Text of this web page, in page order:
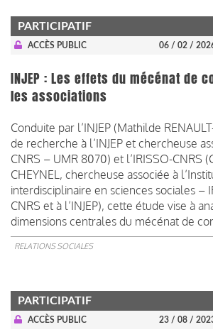
PARTICIPATIF
ACCÈS PUBLIC 06 / 02 /
INJEP : Les effets du mécénat de
les associations
Conduite par l’INJEP (Mathilde
de recherche à l’INJEP et chercheuse
CNRS – UMR 8070) et l’IRISSO-CNRS
CHEYNEL, chercheuse associée à
interdisciplinaire en sciences sociales –
CNRS et à l’INJEP), cette étude vise à
dimensions centrales du mécénat de
RELATIONS SOCIALES
PARTICIPATIF
ACCÈS PUBLIC 23 / 08 /